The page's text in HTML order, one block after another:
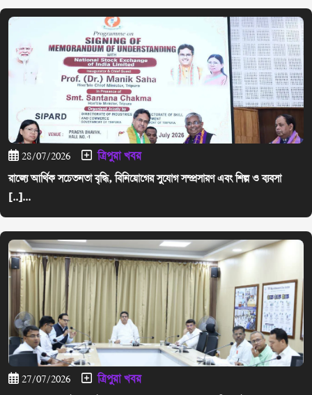
28/07/2026 ত্রিপুরা খবর
রাজ্যে আর্থিক সচেতনতা বৃদ্ধি, বিনিয়োগের সুযোগ সম্প্রসারণ এবং শিল্প ও ব্যবসা
[..]...
27/07/2026 ত্রিপুরা খবর